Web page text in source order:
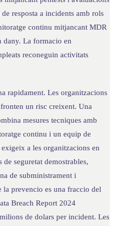
resposta a incidents amb rols
continu mitjancant MDR
dany. La formacio en
reconeguin activitats
rapidament. Les organitzacions
un risc creixent. Una
mesures tecniques amb
continu i un equip de
a les organitzacions en
seguretat demostrables,
de subministrament i
la prevencio es una fraccio del
Breach Report 2024
de dolars per incident. Les